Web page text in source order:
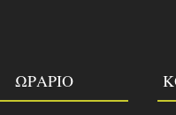
ΩΡΑΡΙΟ